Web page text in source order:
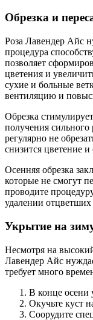
Обрезка и
Роза Лавендер Айс
процедура
позволяет
цветения и
сухие и больные
вентиляцию и
Обрезка
получения
регулярно не
снизится цветение и
Осенняя обрезка
которые не смогут
проводите
удалении отцветших
Укрытие на
Несмотря на
Лавендер Айс
требует много
В конце осени
Окучьте куст
Соорудите